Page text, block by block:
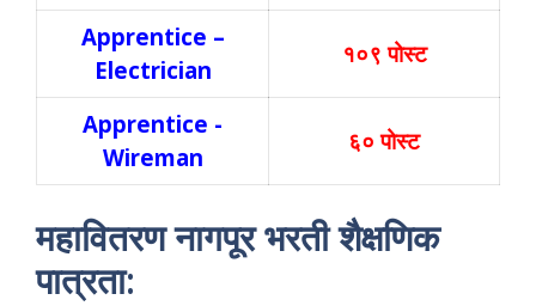
Apprentice –
Electrician
१०९ पोस्ट
Apprentice -
Wireman
६० पोस्ट
महावितरण नागपूर भरती शैक्षणिक
पात्रता: